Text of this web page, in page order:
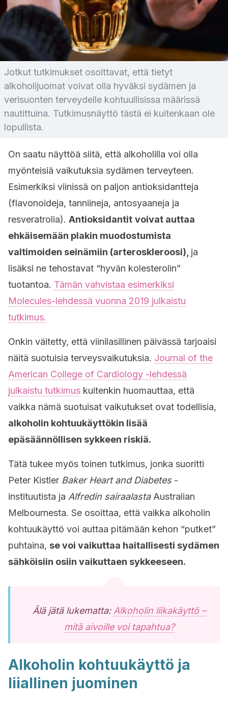
Jotkut tutkimukset osoittavat, että tietyt
alkoholijuomat voivat olla hyväksi sydämen ja
verisuonten terveydelle kohtuullisissa määrissä
nautittuina. Tutkimusnäyttö tästä ei kuitenkaan ole
lopullista.
On saatu näyttöä siitä, että alkoholilla voi olla
myönteisiä vaikutuksia sydämen terveyteen.
Esimerkiksi viinissä on paljon antioksidantteja
(flavonoideja, tanniineja, antosyaaneja ja
resveratrolia). Antioksidantit voivat auttaa
ehkäisemään plakin muodostumista
valtimoiden seinämiin (arteroskleroosi), ja
lisäksi ne tehostavat “hyvän kolesterolin”
tuotantoa. Tämän vahvistaa esimerkiksi
Molecules-lehdessä vuonna 2019 julkaistu
tutkimus.
Onkin väitetty, että viinilasillinen päivässä tarjoaisi
näitä suotuisia terveysvaikutuksia. Journal of the
American College of Cardiology -lehdessä
julkaistu tutkimus kuitenkin huomauttaa, että
vaikka nämä suotuisat vaikutukset ovat todellisia,
alkoholin kohtuukäyttökin lisää
epäsäännöllisen sykkeen riskiä.
Tätä tukee myös toinen tutkimus, jonka suoritti
Peter Kistler Baker Heart and Diabetes -
instituutista ja Alfredin sairaalastaAustralian
Melbournesta. Se osoittaa, että vaikka alkoholin
kohtuukäyttö voi auttaa pitämään kehon “putket”
puhtaina, se voi vaikuttaa haitallisesti sydämen
sähköisiin osiin vaikuttaen sykkeeseen.
Älä jätä lukematta: Alkoholin liikakäyttö –
mitä aivoille voi tapahtua?
Alkoholin kohtuukäyttö ja
liiallinen juominen